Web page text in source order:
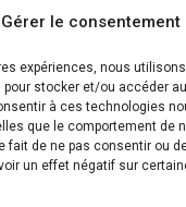
Gérer le consentement
expériences, nous
stocker et/ou accéder
à ces technologies
que le comportement de
fait de ne pas consentir ou
un effet négatif sur